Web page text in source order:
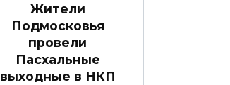
Жители
Подмосковья
провели
Пасхальные
выходные в НКП